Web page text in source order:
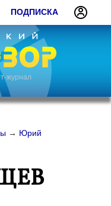
ПОДПИСКА
журнал
→ Юрий